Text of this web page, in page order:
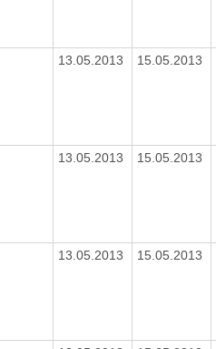
13.05.2013 15.05.2013
13.05.2013 15.05.2013
13.05.2013 15.05.2013